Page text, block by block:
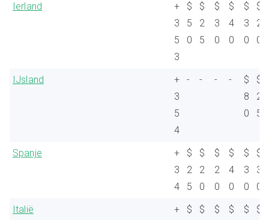
Ierland
+
3
5
3
$
5
0
$
2
5
$
3
0
$
4
0
$
3
0
$
2
0
IJsland
+
3
5
4
- - - -
$
8
0
$
2
5
Spanje
+
3
4
$
2
5
$
2
0
$
2
0
$
4
0
$
3
0
$
3
0
Italië
+
$
$
$
$
$
$